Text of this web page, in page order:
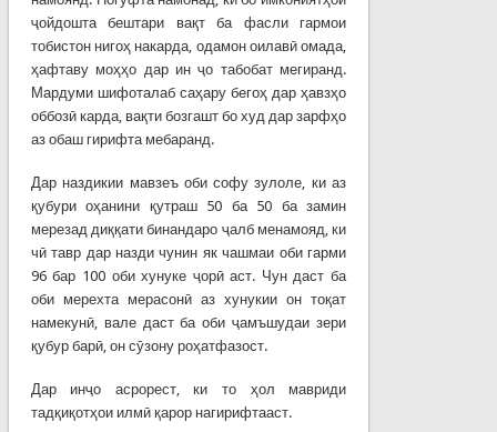
ҷойдошта бештари вақт ба фасли гармои
тобистон нигоҳ накарда, одамон оилавӣ омада,
ҳафтаву моҳҳо дар ин ҷо табобат мегиранд.
Мардуми шифоталаб саҳару бегоҳ дар ҳавзҳо
оббозӣ карда, вақти бозгашт бо худ дар зарфҳо
аз обаш гирифта мебаранд.
Дар наздикии мавзеъ оби софу зулоле, ки аз
қубури оҳанини қутраш 50 ба 50 ба замин
мерезад диққати бинандаро ҷалб менамояд, ки
чӣ тавр дар назди чунин як чашмаи оби гарми
96 бар 100 оби хунуке ҷорӣ аст. Чун даст ба
оби мерехта мерасонӣ аз хунукии он тоқат
намекунӣ, вале даст ба оби ҷамъшудаи зери
қубур барӣ, он сӯзону роҳатфазост.
Дар инҷо асрорест, ки то ҳол мавриди
тадқиқотҳои илмӣ қарор нагирифтааст.